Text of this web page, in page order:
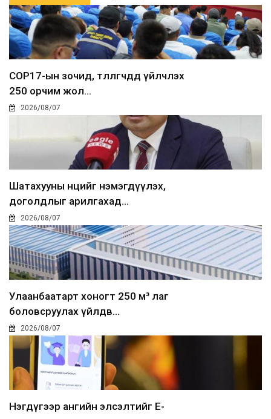
COP17-ын зочид, төлөөлөгчдөд үйлчлэх
250 орчим жол...
2026/08/07
Шатахууны нөөцийг нэмэгдүүлэх,
доголдлыг арилгахад...
2026/08/07
Улаанбаатарт хоногт 250 м³ лаг
боловсруулах үйлдв...
2026/08/07
Нэгдүгээр ангийн элсэлтийг E-